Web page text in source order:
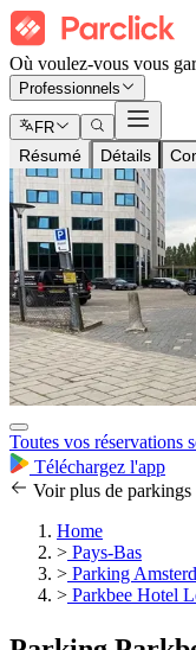
Où voulez-vous vous
Professionnels
FR
Résumé Détails
Toutes vos réservations
Téléchargez l'app
Voir plus de parkings
Home
> Pays-Bas
> Parking
> Parkbee Hotel